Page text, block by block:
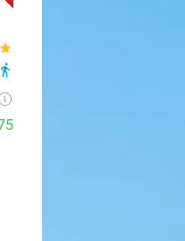
star
directions_walk